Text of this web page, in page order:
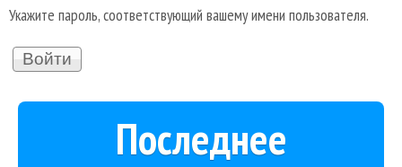
Укажите пароль, соответствующий вашему имени пользователя.
Последнее